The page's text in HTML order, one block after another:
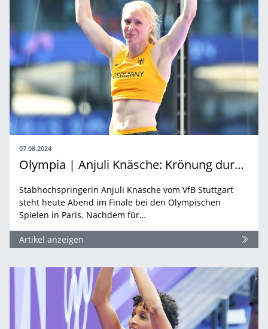
07.08.2024
Olympia | Anjuli Knäsche: Krönung durch König
Stabhochspringerin Anjuli Knäsche vom VfB Stuttgart
steht heute Abend im Finale bei den Olympischen
Spielen in Paris. Nachdem für…
Artikel anzeigen